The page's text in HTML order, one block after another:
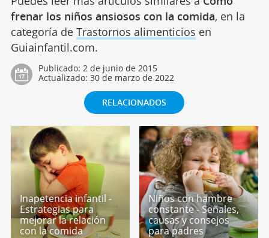
frenar los niños ansiosos con la comida, en la
categoría de Trastornos alimenticios en
Guiainfantil.com.
Publicado: 2 de junio de 2015
Actualizado: 30 de marzo de 2022
RELACIONADOS
Inapetencia infantil -
Estrategias para
mejorar la relación
con la comida
Niños con hambre
constante - Señales,
causas y consejos
para padres